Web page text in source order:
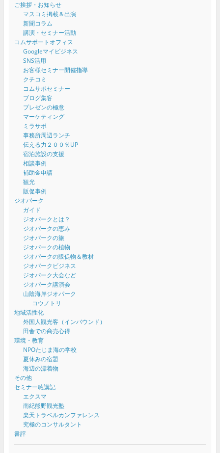
ご挨拶・お知らせ
マスコミ掲載＆出演
新聞コラム
講演・セミナー活動
コムサポートオフィス
Googleマイビジネス
SNS活用
お客様セミナー開催指導
クチコミ
コムサポセミナー
ブログ集客
プレゼンの極意
マーケティング
ミラサポ
事務所周辺ランチ
伝える力２００％UP
宿泊施設の支援
相談事例
補助金申請
観光
販促事例
ジオパーク
ガイド
ジオパークとは？
ジオパークの恵み
ジオパークの旅
ジオパークの植物
ジオパークの販促物＆教材
ジオパークビジネス
ジオパーク大会など
ジオパーク講演会
山陰海岸ジオパーク
コウノトリ
地域活性化
外国人観光客（インバウンド）
田舎での商売心得
環境・教育
NPOたじま海の学校
夏休みの宿題
海辺の漂着物
その他
セミナー聴講記
エクスマ
南紀熊野観光塾
楽天トラベルカンファレンス
究極のコンサルタント
書評